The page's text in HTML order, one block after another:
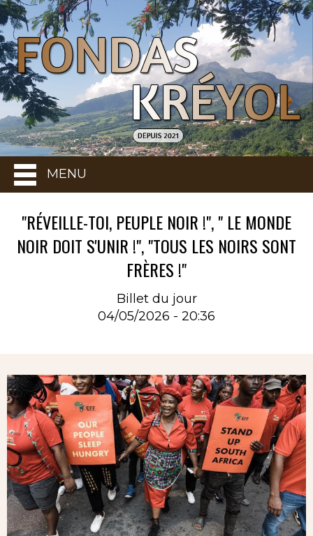
MENU
"RÉVEILLE-TOI, PEUPLE NOIR !", " LE MONDE
NOIR DOIT S'UNIR !", "TOUS LES NOIRS SONT
FRÈRES !"
Billet du jour
04/05/2026 - 20:36